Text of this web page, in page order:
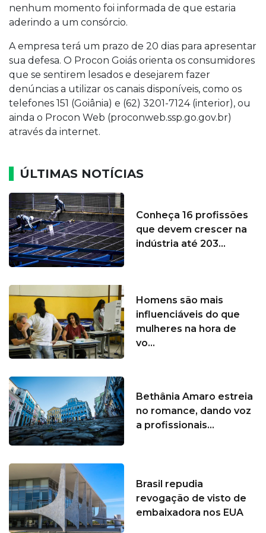
nenhum momento foi informada de que estaria
aderindo a um consórcio.
A empresa terá um prazo de 20 dias para apresentar
sua defesa. O Procon Goiás orienta os consumidores
que se sentirem lesados e desejarem fazer
denúncias a utilizar os canais disponíveis, como os
telefones 151 (Goiânia) e (62) 3201-7124 (interior), ou
ainda o Procon Web (proconweb.ssp.go.gov.br)
através da internet.
ÚLTIMAS NOTÍCIAS
Conheça 16 profissões
que devem crescer na
indústria até 203...
Homens são mais
influenciáveis do que
mulheres na hora de
vo...
Bethânia Amaro estreia
no romance, dando voz
a profissionais...
Brasil repudia
revogação de visto de
embaixadora nos EUA